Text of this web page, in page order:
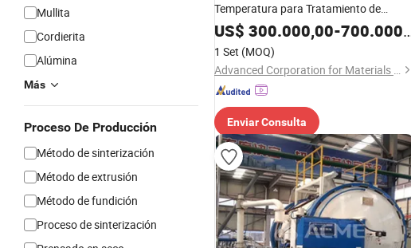
Mullita
Cordierita
Alúmina
Más
Proceso De Producción
Método de sinterización
Método de extrusión
Método de fundición
Proceso de sinterización
Temperatura para Tratamiento de
Carbonización CVD Cvi de Acme
US$ 300.000,00-700.000,00
1 Set (MOQ)
Advanced Corporation for Materials & Equipments
Enviar Consulta